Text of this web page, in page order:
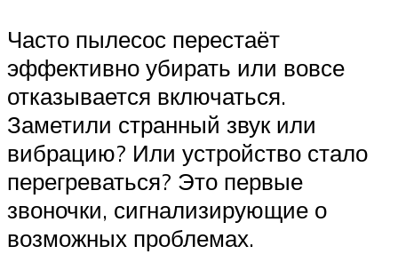
Часто пылесос перестаёт
эффективно убирать или вовсе
отказывается включаться.
Заметили странный звук или
вибрацию? Или устройство стало
перегреваться? Это первые
звоночки, сигнализирующие о
возможных проблемах.